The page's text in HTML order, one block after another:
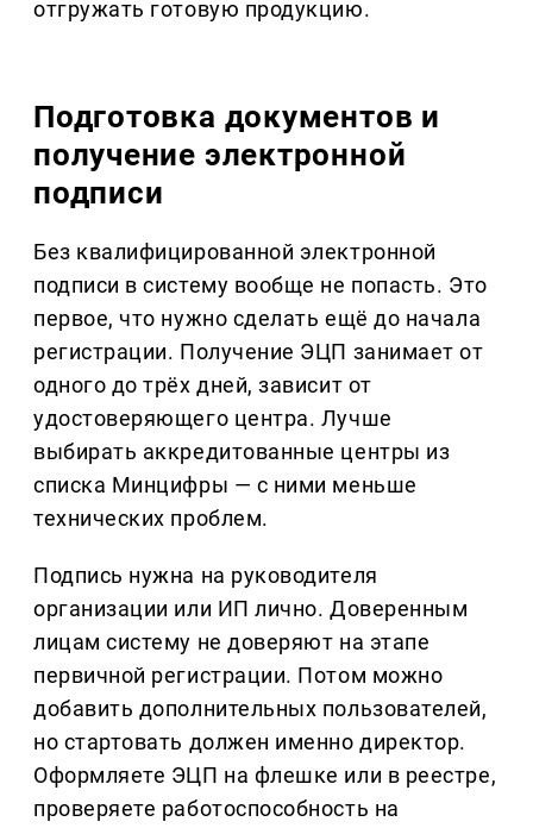
отгружать готовую продукцию.
Подготовка документов и
получение электронной
подписи
Без квалифицированной электронной
подписи в систему вообще не попасть. Это
первое, что нужно сделать ещё до начала
регистрации. Получение ЭЦП занимает от
одного до трёх дней, зависит от
удостоверяющего центра. Лучше
выбирать аккредитованные центры из
списка Минцифры — с ними меньше
технических проблем.
Подпись нужна на руководителя
организации или ИП лично. Доверенным
лицам систему не доверяют на этапе
первичной регистрации. Потом можно
добавить дополнительных пользователей,
но стартовать должен именно директор.
Оформляете ЭЦП на флешке или в реестре,
проверяете работоспособность на